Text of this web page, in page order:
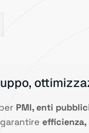
PMI, enti
efficienza,